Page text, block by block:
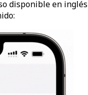
disponible en inglés